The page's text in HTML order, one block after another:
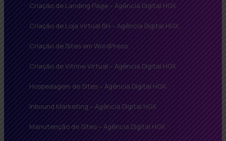
Criação de Landing Page – Agência Digital HGX
Criação de Loja Virtual BH – Agência Digital HGX
Criação de Sites em WordPress
Criação de Vitrine Virtual – Agência Digital HGX
Hospedagem de Sites – Agência Digital HGX
Inbound Marketing – Agência Digital HGX
Manutenção de Sites – Agência Digital HGX